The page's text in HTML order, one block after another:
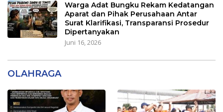
Warga Adat Bungku Rekam Kedatangan
Aparat dan Pihak Perusahaan Antar
Surat Klarifikasi, Transparansi Prosedur
Dipertanyakan
Juni 16, 2026
OLAHRAGA